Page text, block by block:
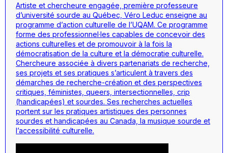
Artiste et chercheure engagée, première professeure
d’université sourde au Québec, Véro Leduc enseigne au
programme d’action culturelle de l’UQAM. Ce programme
forme des professionnel·les capables de concevoir des
actions culturelles et de promouvoir à la fois la
démocratisation de la culture et la démocratie culturelle.
Chercheure associée à divers partenariats de recherche,
ses projets et ses pratiques s’articulent à travers des
démarches de recherche-création et des perspectives
critiques, féministes, queers, intersectionnelles, crip
(handicapées) et sourdes. Ses recherches actuelles
portent sur les pratiques artistiques des personnes
sourdes et handicapées au Canada, la musique sourde et
l’accessibilité culturelle.